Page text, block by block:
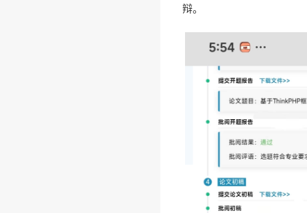
辩。